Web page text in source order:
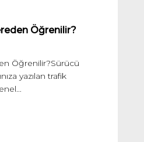
Öğrenilir?
Öğrenilir?Sürücü
yazılan trafik